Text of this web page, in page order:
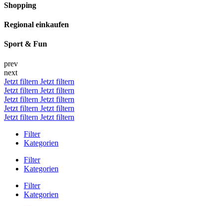
Shopping
Regional einkaufen
Sport & Fun
prev
next
Jetzt filtern Jetzt filtern
Jetzt filtern Jetzt filtern
Jetzt filtern Jetzt filtern
Jetzt filtern Jetzt filtern
Jetzt filtern Jetzt filtern
Filter
Kategorien
Filter
Kategorien
Filter
Kategorien